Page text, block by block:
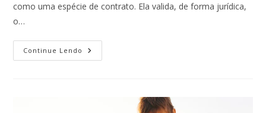
como uma espécie de contrato. Ela valida, de forma jurídica,
o…
Continue Lendo